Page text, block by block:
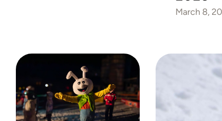
March 8,